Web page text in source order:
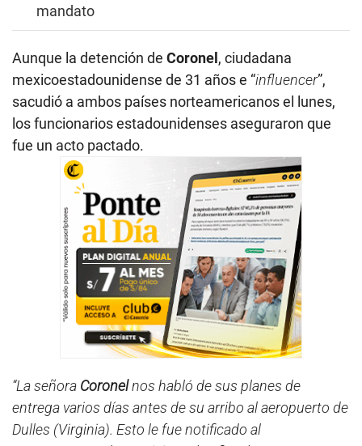
mandato
Aunque la detención de Coronel, ciudadana
mexicoestadounidense de 31 años e “influencer”,
sacudió a ambos países norteamericanos el lunes,
los funcionarios estadounidenses aseguraron que
fue un acto pactado.
“La señora Coronelnos habló de sus planes de
entrega varios días antes de su arribo al aeropuerto de
Dulles (Virginia). Esto le fue notificado al